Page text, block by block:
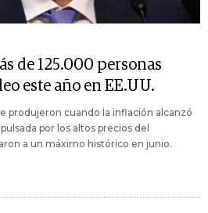
de 125.000 personas
este año en EE.UU.
produjeron cuando la inflación alcanzó
por los altos precios del
a un máximo histórico en junio.